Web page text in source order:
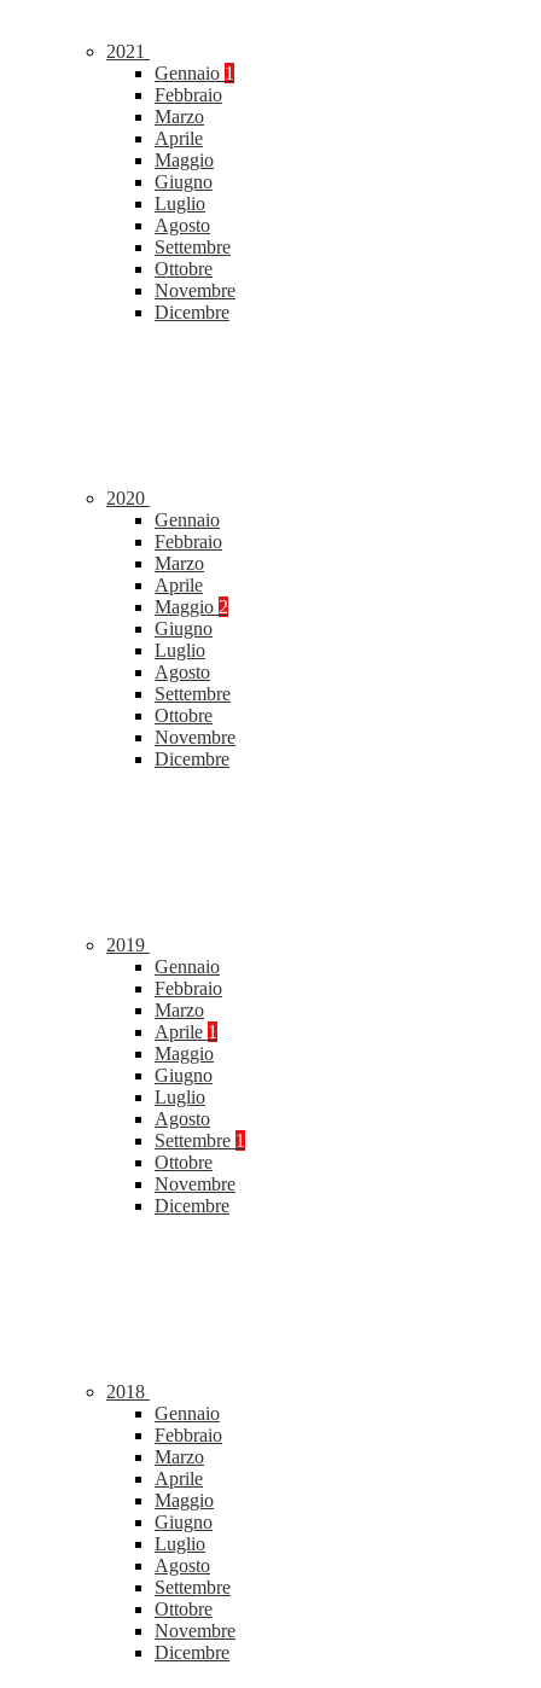
2021
Gennaio 1
Febbraio
Marzo
Aprile
Maggio
Giugno
Luglio
Agosto
Settembre
Ottobre
Novembre
Dicembre
2020
Gennaio
Febbraio
Marzo
Aprile
Maggio 2
Giugno
Luglio
Agosto
Settembre
Ottobre
Novembre
Dicembre
2019
Gennaio
Febbraio
Marzo
Aprile 1
Maggio
Giugno
Luglio
Agosto
Settembre 1
Ottobre
Novembre
Dicembre
2018
Gennaio
Febbraio
Marzo
Aprile
Maggio
Giugno
Luglio
Agosto
Settembre
Ottobre
Novembre
Dicembre